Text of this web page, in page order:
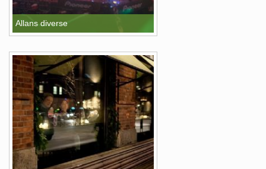
Allans diverse